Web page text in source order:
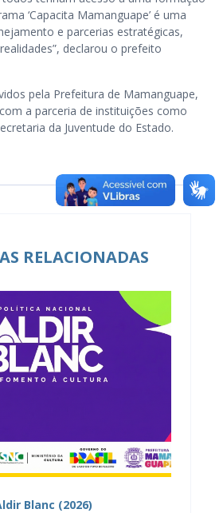
‘Capacita Mamanguape’ é uma
e parcerias estratégicas,
declarou o prefeito
pela Prefeitura de Mamanguape,
a parceria de instituições como
da Juventude do Estado.
RELACIONADAS
Blanc (2026)